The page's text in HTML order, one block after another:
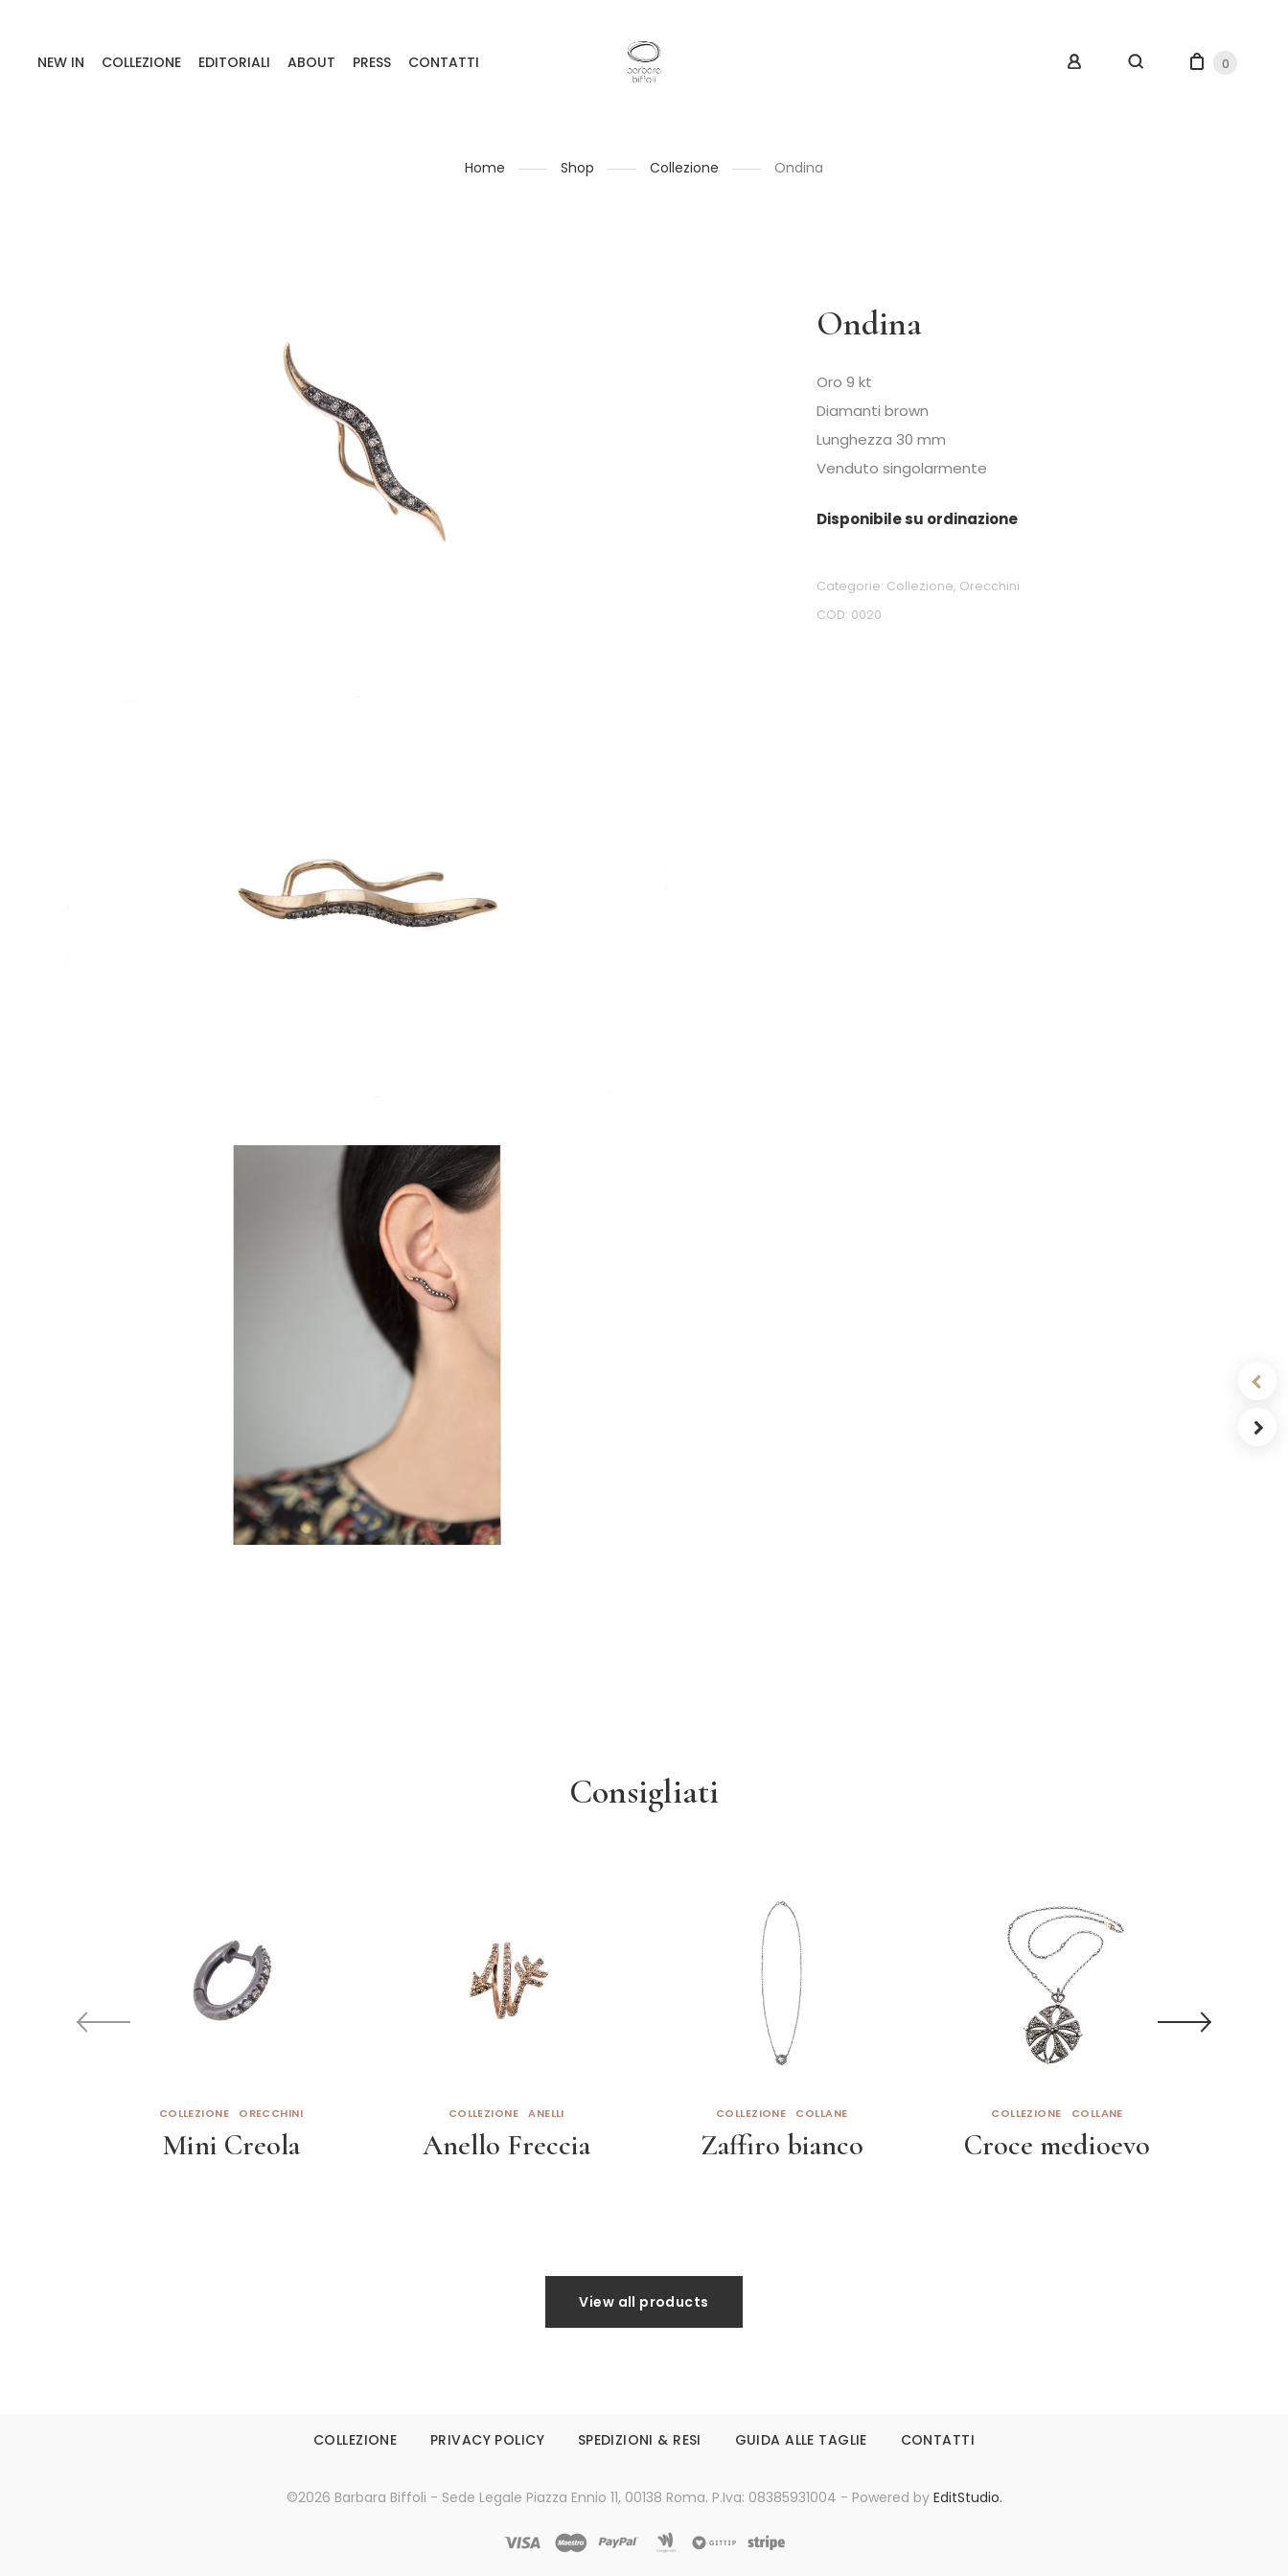
NEW IN COLLEZIONE EDITORIALI ABOUT PRESS CONTATTI 0
Home Shop Collezione Ondina
Ondina
Oro 9 kt
Diamanti brown
Lunghezza 30 mm
Venduto singolarmente
Disponibile su ordinazione
COD: 0020
Categorie: Collezione, Orecchini
Consigliati
COLLEZIONE ORECCHINI
Mini Creola
COLLEZIONE ANELLI
Anello Freccia
COLLEZIONE COLLANE
Zaffiro bianco
COLLEZIONE COLLANE
Croce medioevo
View all products
COLLEZIONE PRIVACY POLICY SPEDIZIONI & RESI GUIDA ALLE TAGLIE CONTATTI
©2026 Barbara Biffoli - Sede Legale Piazza Ennio 11, 00138 Roma. P.Iva: 08385931004 - Powered by EditStudio.